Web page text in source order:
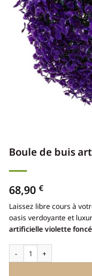
Boule de buis
68,90 €
Laissez libre cours à
oasis verdoyante et
artificielle violette